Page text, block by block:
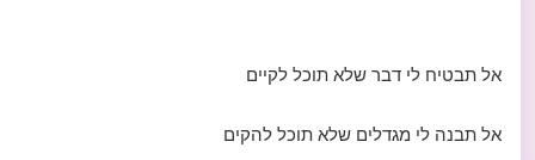
אל תבטיח לי דבר שלא תוכל לקיים
אל תבנה לי מגדלים שלא תוכל להקים